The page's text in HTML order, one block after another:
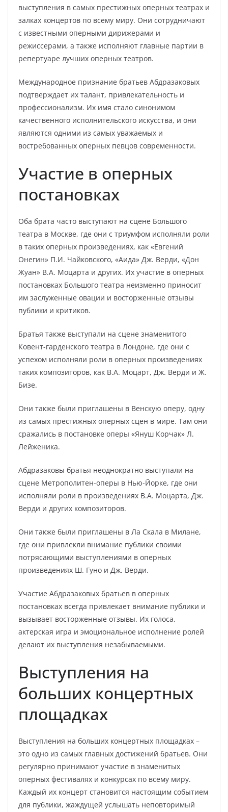
выступления в самых престижных оперных театрах и
залках концертов по всему миру. Они сотрудничают
с известными оперными дирижерами и
режиссерами, а также исполняют главные партии в
репертуаре лучших оперных театров.
Международное признание братьев Абдразаковых
подтверждает их талант, привлекательность и
профессионализм. Их имя стало синонимом
качественного исполнительского искусства, и они
являются одними из самых уважаемых и
востребованных оперных певцов современности.
Участие в оперных
постановках
Оба брата часто выступают на сцене Большого
театра в Москве, где они с триумфом исполняли роли
в таких оперных произведениях, как «Евгений
Онегин» П.И. Чайковского, «Аида» Дж. Верди, «Дон
Жуан» В.А. Моцарта и других. Их участие в оперных
постановках Большого театра неизменно приносит
им заслуженные овации и восторженные отзывы
публики и критиков.
Братья также выступали на сцене знаменитого
Ковент-гарденского театра в Лондоне, где они с
успехом исполняли роли в оперных произведениях
таких композиторов, как В.А. Моцарт, Дж. Верди и Ж.
Бизе.
Они также были приглашены в Венскую оперу, одну
из самых престижных оперных сцен в мире. Там они
сражались в постановке оперы «Януш Корчак» Л.
Лейженика.
Абдразаковы братья неоднократно выступали на
сцене Метрополитен-оперы в Нью-Йорке, где они
исполняли роли в произведениях В.А. Моцарта, Дж.
Верди и других композиторов.
Они также были приглашены в Ла Скала в Милане,
где они привлекли внимание публики своими
потрясающими выступлениями в оперных
произведениях Ш. Гуно и Дж. Верди.
Участие Абдразаковых братьев в оперных
постановках всегда привлекает внимание публики и
вызывает восторженные отзывы. Их голоса,
актерская игра и эмоциональное исполнение ролей
делают их выступления незабываемыми.
Выступления на
больших концертных
площадках
Выступления на больших концертных площадках –
это одно из самых главных достижений братьев. Они
регулярно принимают участие в знаменитых
оперных фестивалях и конкурсах по всему миру.
Каждый их концерт становится настоящим событием
для публики, жаждущей услышать неповторимый